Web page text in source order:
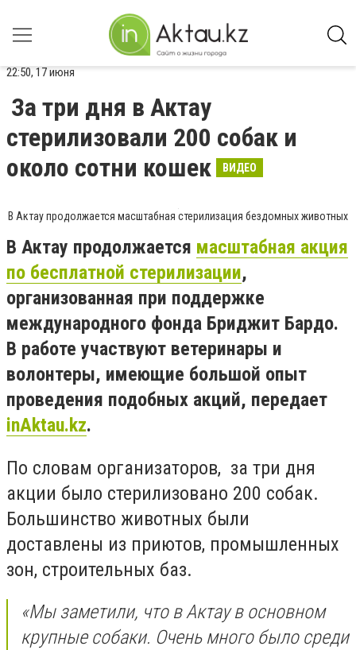
22:50, 17 июня
За три дня в Актау
стерилизовали 200 собак и
около сотни кошек
ВИДЕО
В Актау продолжается масштабная стерилизация бездомных животных
В Актау продолжается масштабная акция
по бесплатной стерилизации,
организованная при поддержке
международного фонда Бриджит Бардо.
В работе участвуют ветеринары и
волонтеры, имеющие большой опыт
проведения подобных акций, передает
inAktau.kz.
По словам организаторов, за три дня
акции было стерилизовано 200 собак.
Большинство животных были
доставлены из приютов, промышленных
зон, строительных баз.
«Мы заметили, что в Актау в основном
крупные собаки. Очень много было среди